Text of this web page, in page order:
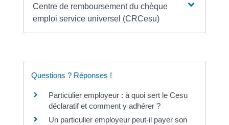
Centre de remboursement du chèque
emploi service universel (CRCesu)
Questions ? Réponses !
Particulier employeur : à quoi sert le Cesu
déclaratif et comment y adhérer ?
Un particulier employeur peut-il payer son